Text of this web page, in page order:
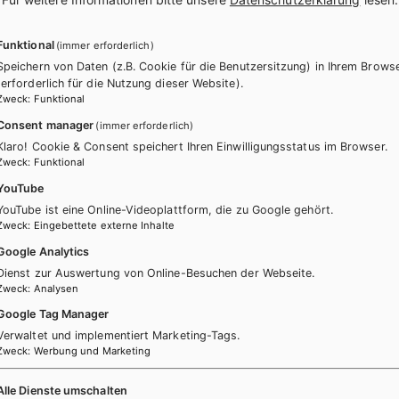
könnten Sie ebenfalls
(immer erforderlich)
von Daten (z.B. Cookie für die Benutzersitzung) in Ihrem
für die Nutzung dieser Website).
: Funktional
manager (immer erforderlich)
Cookie & Consent speichert Ihren Einwilligungsstatus im Browser.
: Funktional
ist eine Online-Videoplattform, die zu Google gehört.
: Eingebettete externe Inhalte
Analytics
zur Auswertung von Online-Besuchen der Webseite.
: Analysen
Tag Manager
und implementiert Marketing-Tags.
: Werbung und Marketing
Dienste umschalten